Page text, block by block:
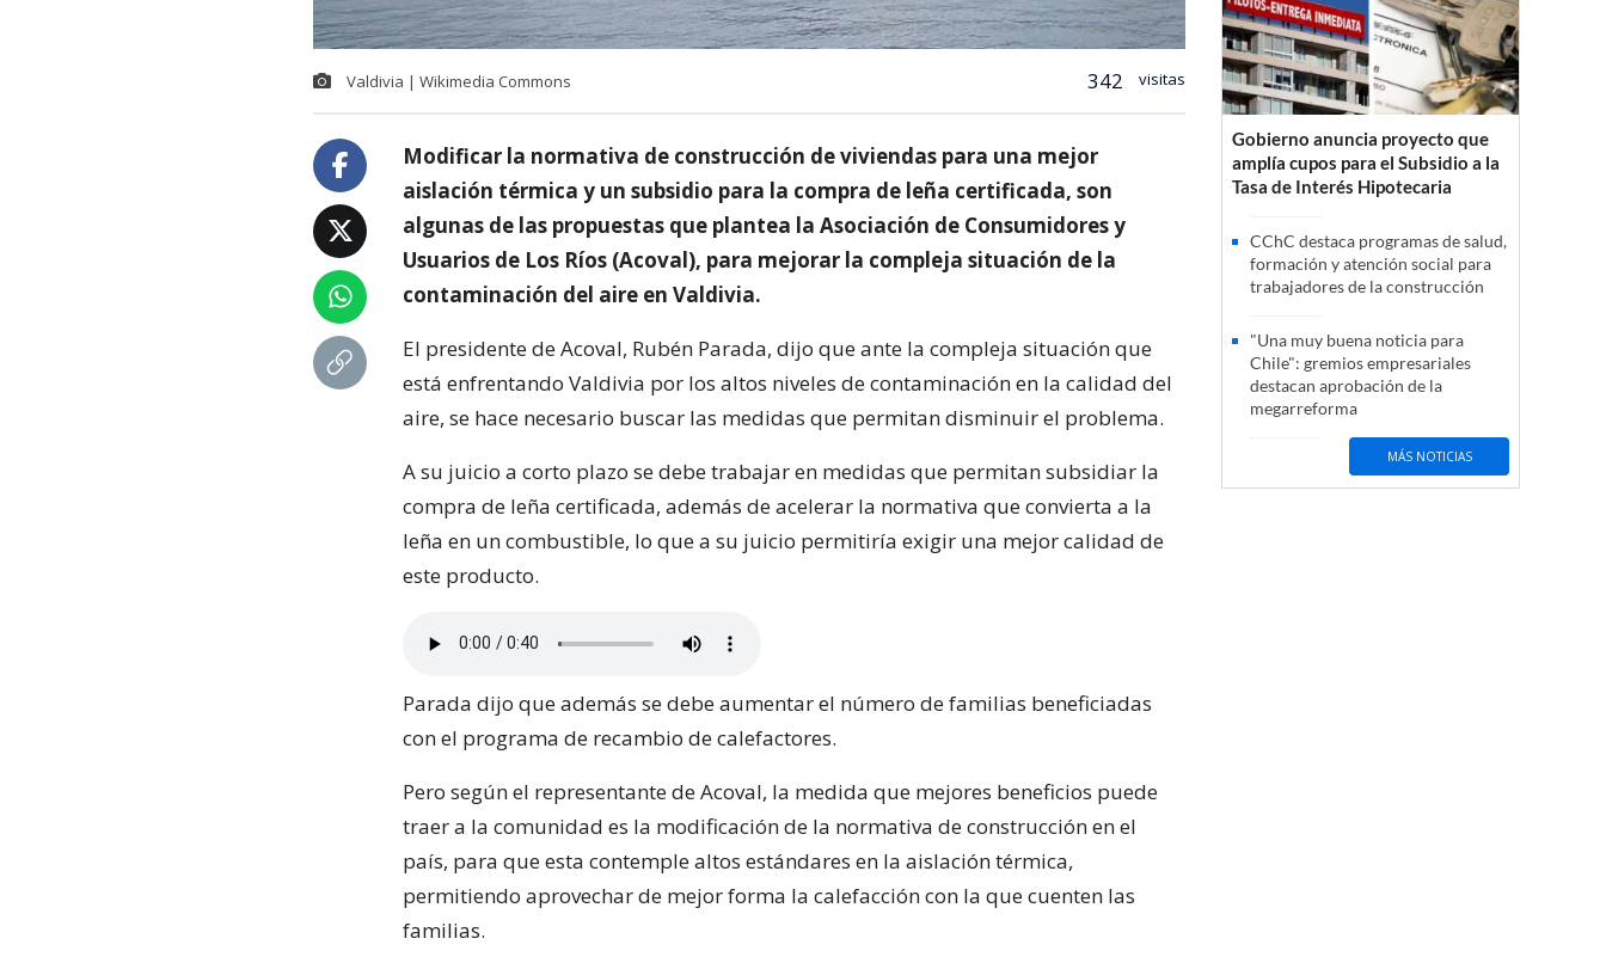
Valdivia | Wikimedia Commons 342 visitas
Modificar la normativa de construcción de viviendas para una mejor
aislación térmica y un subsidio para la compra de leña certificada, son
algunas de las propuestas que plantea la Asociación de Consumidores y
Usuarios de Los Ríos (Acoval), para mejorar la compleja situación de la
contaminación del aire en Valdivia.
El presidente de Acoval, Rubén Parada, dijo que ante la compleja situación que
está enfrentando Valdivia por los altos niveles de contaminación en la calidad del
aire, se hace necesario buscar las medidas que permitan disminuir el problema.
A su juicio a corto plazo se debe trabajar en medidas que permitan subsidiar la
compra de leña certificada, además de acelerar la normativa que convierta a la
leña en un combustible, lo que a su juicio permitiría exigir una mejor calidad de
este producto.
Parada dijo que además se debe aumentar el número de familias beneficiadas
con el programa de recambio de calefactores.
Pero según el representante de Acoval, la medida que mejores beneficios puede
traer a la comunidad es la modificación de la normativa de construcción en el
país, para que esta contemple altos estándares en la aislación térmica,
permitiendo aprovechar de mejor forma la calefacción con la que cuenten las
familias.
Gobierno anuncia proyecto que
amplía cupos para el Subsidio a la
Tasa de Interés Hipotecaria
CChC destaca programas de salud,
formación y atención social para
trabajadores de la construcción
"Una muy buena noticia para
Chile": gremios empresariales
destacan aprobación de la
megarreforma
MÁS NOTICIAS